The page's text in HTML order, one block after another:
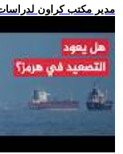
.. مدير مكتب كراون